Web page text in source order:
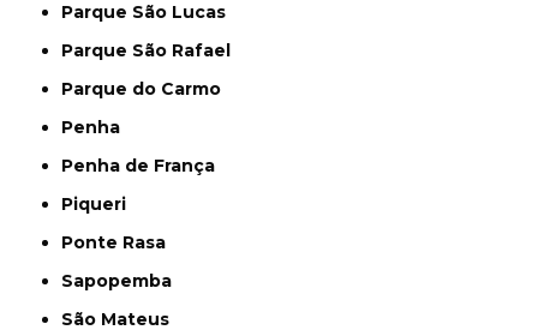
Parque São Lucas
Parque São Rafael
Parque do Carmo
Penha
Penha de França
Piqueri
Ponte Rasa
Sapopemba
São Mateus